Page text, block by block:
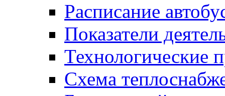
Расписание
Показатели
Технологические
Схема